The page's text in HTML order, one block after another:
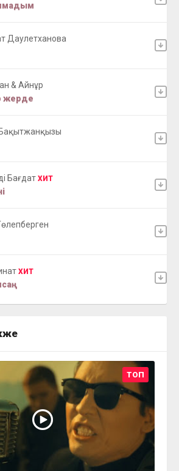
Даулетханова
& Айнұр
жерде
Бағдат ХИТ
ХИТ
ТОП